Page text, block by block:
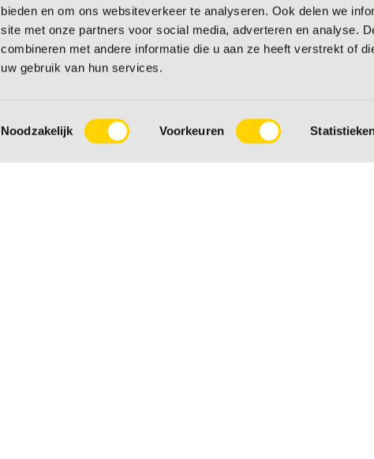
bieden en om ons websiteverkeer te analyseren. Ook delen we
site met onze partners voor social media, adverteren en analyse.
combineren met andere informatie die u aan ze heeft verstrekt of
uw gebruik van hun services.
Toestemmingsselectie
Noodzakelijk Voorkeuren